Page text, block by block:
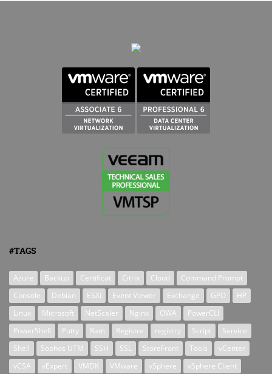
#TAGS
Azure Backup Certificat Citrix Cloud
Command Prompt
Console
Debian ESXi Event Viewer Exchange GPO
HP
Linux
Microsoft NetScaler Nginx OWA
PowerCLI
PowerShell
Putty Ram Registre registry Script
Service
Shell
Sophos UTM SSH SSL StoreFront Tools
vCenter
vCSA
vExpert VMDK VMware vSphere vSphere Client